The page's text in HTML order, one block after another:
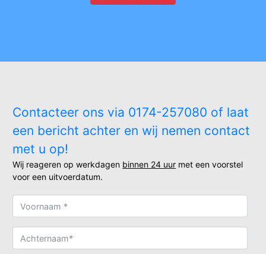
Contacteer ons via 0174-257080 of laat
een bericht achter en wij nemen contact
met u op!
Wij reageren op werkdagen binnen 24 uur met een voorstel
voor een uitvoerdatum.